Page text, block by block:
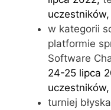
w kategorii
platformie
Software
24-25 lipca
turniej